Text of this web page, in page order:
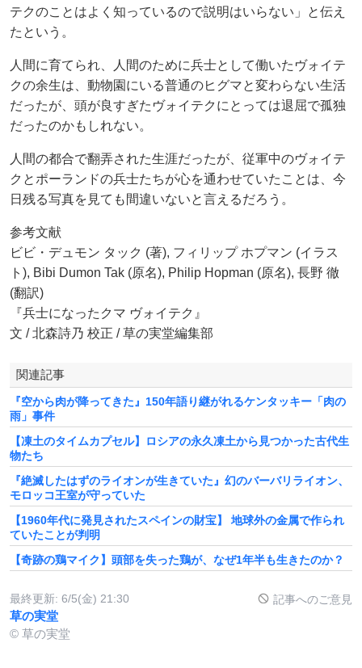
テクのことはよく知っているので説明はいらない」と伝え
たという。
人間に育てられ、人間のために兵士として働いたヴォイテ
クの余生は、動物園にいる普通のヒグマと変わらない生活
だったが、頭が良すぎたヴォイテクにとっては退屈で孤独
だったのかもしれない。
人間の都合で翻弄された生涯だったが、従軍中のヴォイテ
クとポーランドの兵士たちが心を通わせていたことは、今
日残る写真を見ても間違いないと言えるだろう。
参考文献
ビビ・デュモン タック (著), フィリップ ホプマン (イラス
ト), Bibi Dumon Tak (原名), Philip Hopman (原名), 長野 徹
(翻訳)
『兵士になったクマ ヴォイテク』
文 / 北森詩乃 校正 / 草の実堂編集部
関連記事
『空から肉が降ってきた』150年語り継がれるケンタッキー「肉の
雨」事件
【凍土のタイムカプセル】ロシアの永久凍土から見つかった古代生
物たち
『絶滅したはずのライオンが生きていた』幻のバーバリライオン、
モロッコ王室が守っていた
【1960年代に発見されたスペインの財宝】 地球外の金属で作られ
ていたことが判明
【奇跡の鶏マイク】頭部を失った鶏が、なぜ1年半も生きたのか？
最終更新: 6/5(金) 21:30 記事へのご意見
草の実堂
© 草の実堂